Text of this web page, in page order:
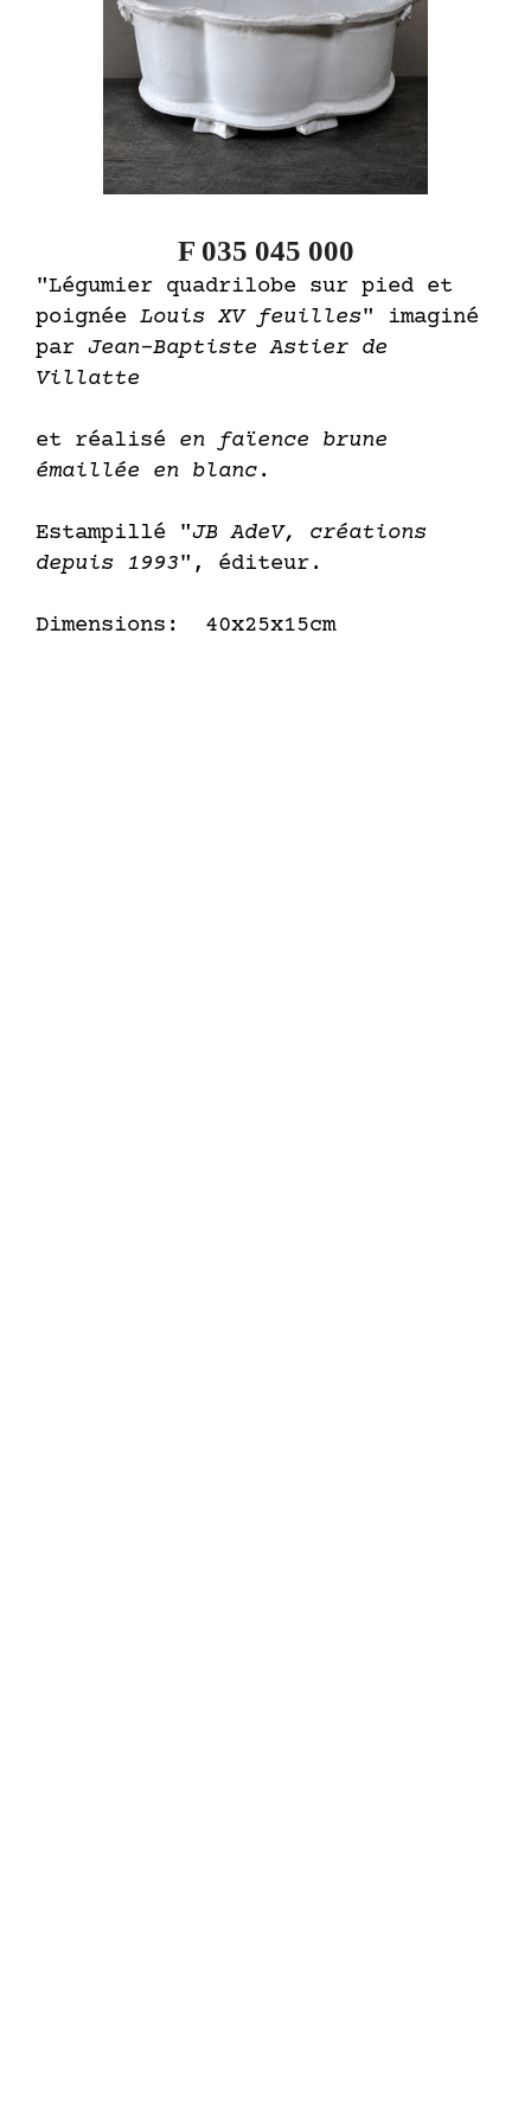
F 035 045 000
"Légumier quadrilobe sur pied et
poignée Louis XV feuilles" imaginé
par Jean-Baptiste Astier de
Villatte
et réalisé en faïence brune
émaillée en blanc.
Estampillé "JB AdeV, créations
depuis 1993", éditeur.
Dimensions: 40x25x15cm